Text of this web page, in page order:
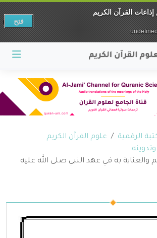
الرقمية
علوم القرآن الكريم
والعناية به في عهد النبي صلى الله عليه
القرآن الكريم
فتح